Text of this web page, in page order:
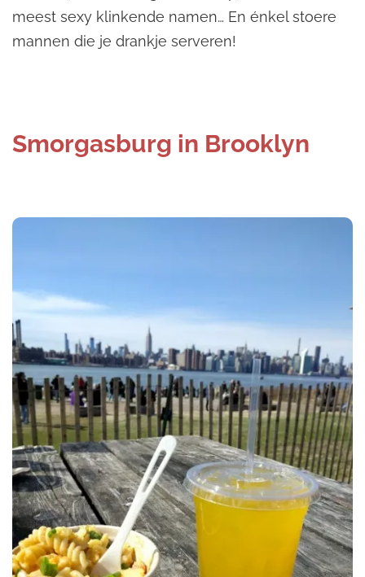
meest sexy klinkende namen… En énkel stoere
mannen die je drankje serveren!
Smorgasburg in Brooklyn